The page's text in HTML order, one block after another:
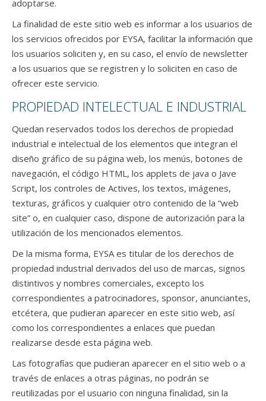
adoptarse.
La finalidad de este sitio web es informar a los usuarios de
los servicios ofrecidos por EYSA, facilitar la información que
los usuarios soliciten y, en su caso, el envío de newsletter
a los usuarios que se registren y lo soliciten en caso de
ofrecer este servicio.
PROPIEDAD INTELECTUAL E INDUSTRIAL
Quedan reservados todos los derechos de propiedad
industrial e intelectual de los elementos que integran el
diseño gráfico de su página web, los menús, botones de
navegación, el código HTML, los applets de java o Jave
Script, los controles de Actives, los textos, imágenes,
texturas, gráficos y cualquier otro contenido de la “web
site” o, en cualquier caso, dispone de autorización para la
utilización de los mencionados elementos.
De la misma forma, EYSA es titular de los derechos de
propiedad industrial derivados del uso de marcas, signos
distintivos y nombres comerciales, excepto los
correspondientes a patrocinadores, sponsor, anunciantes,
etcétera, que pudieran aparecer en este sitio web, así
como los correspondientes a enlaces que puedan
realizarse desde esta página web.
Las fotografías que pudieran aparecer en el sitio web o a
través de enlaces a otras páginas, no podrán se
reutilizadas por el usuario con ninguna finalidad, sin la